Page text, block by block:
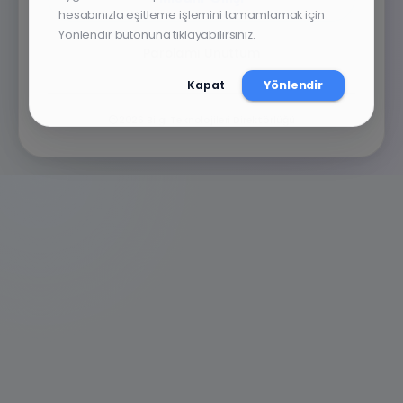
hesabınızla eşitleme işlemini tamamlamak için
Yönlendir butonuna tıklayabilirsiniz.
Kapat Yönlendir